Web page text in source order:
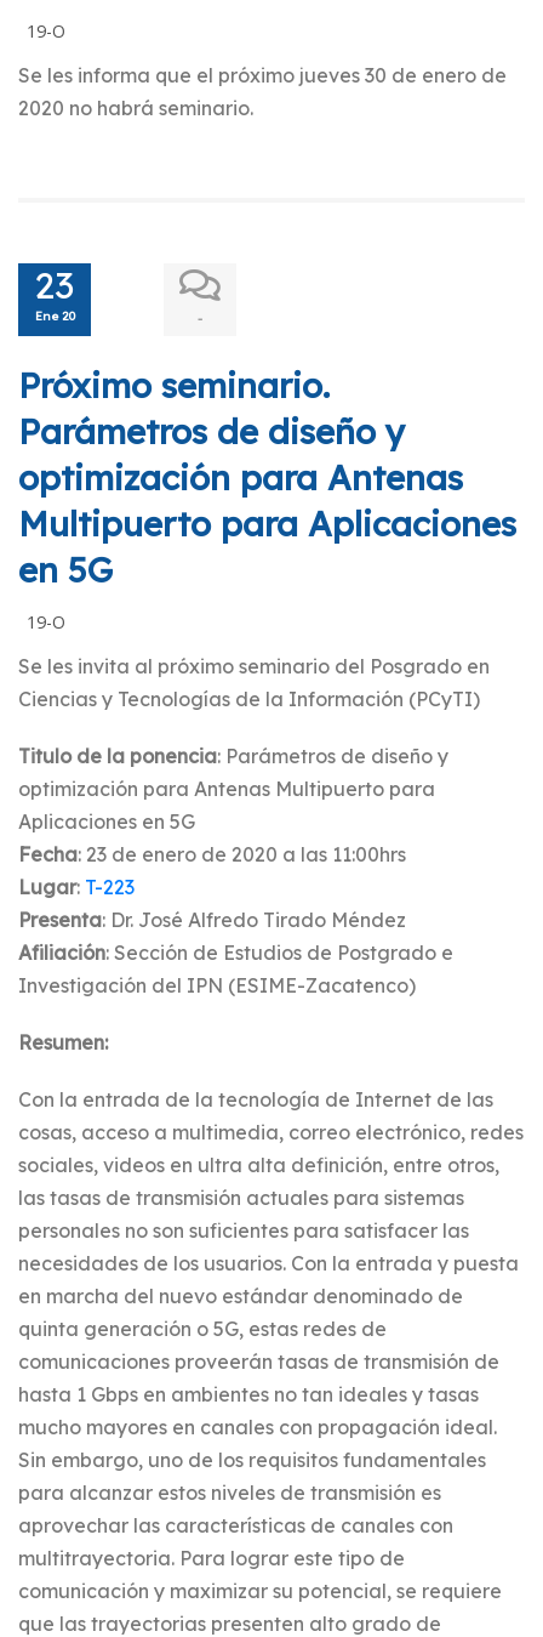
19-O
Se les informa que el próximo jueves 30 de enero de
2020 no habrá seminario.
23
Ene 20 -
Próximo seminario.
Parámetros de diseño y
optimización para Antenas
Multipuerto para Aplicaciones
en 5G
19-O
Se les invita al próximo seminario del Posgrado en
Ciencias y Tecnologías de la Información (PCyTI)
Titulo de la ponencia: Parámetros de diseño y
optimización para Antenas Multipuerto para
Aplicaciones en 5G
Fecha: 23 de enero de 2020 a las 11:00hrs
Lugar: T-223
Presenta: Dr. José Alfredo Tirado Méndez
Afiliación: Sección de Estudios de Postgrado e
Investigación del IPN (ESIME-Zacatenco)
Resumen:
Con la entrada de la tecnología de Internet de las
cosas, acceso a multimedia, correo electrónico, redes
sociales, videos en ultra alta definición, entre otros,
las tasas de transmisión actuales para sistemas
personales no son suficientes para satisfacer las
necesidades de los usuarios. Con la entrada y puesta
en marcha del nuevo estándar denominado de
quinta generación o 5G, estas redes de
comunicaciones proveerán tasas de transmisión de
hasta 1 Gbps en ambientes no tan ideales y tasas
mucho mayores en canales con propagación ideal.
Sin embargo, uno de los requisitos fundamentales
para alcanzar estos niveles de transmisión es
aprovechar las características de canales con
multitrayectoria. Para lograr este tipo de
comunicación y maximizar su potencial, se requiere
que las trayectorias presenten alto grado de